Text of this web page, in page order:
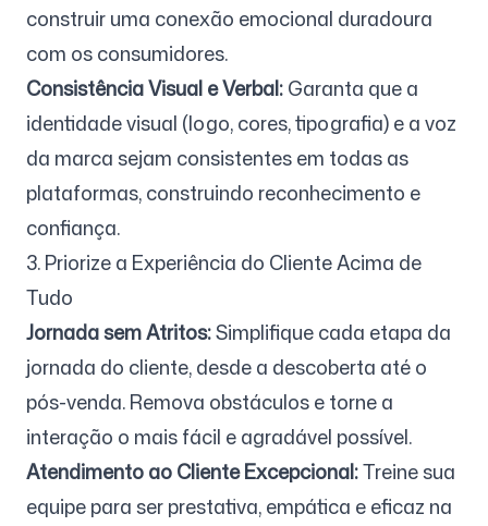
construir uma conexão emocional duradoura
com os consumidores.
Consistência Visual e Verbal:Garanta que a
identidade visual (logo, cores, tipografia) e a voz
da marca sejam consistentes em todas as
plataformas, construindo reconhecimento e
confiança.
3. Priorize a Experiência do Cliente Acima de
Tudo
Jornada sem Atritos:Simplifique cada etapa da
jornada do cliente, desde a descoberta até o
pós-venda. Remova obstáculos e torne a
interação o mais fácil e agradável possível.
Atendimento ao Cliente Excepcional:Treine sua
equipe para ser prestativa, empática e eficaz na